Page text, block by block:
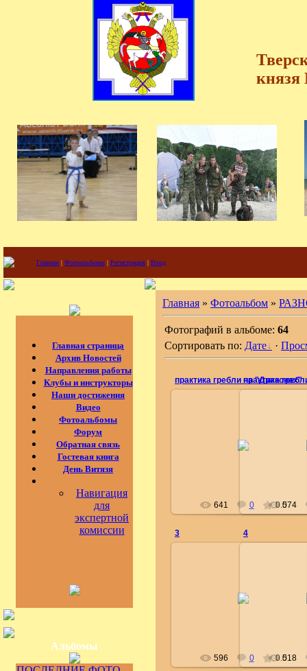
князя
Главная | Фотоальбомы | Регистрация | Вход
Главная страница
Архив Новостей
Направления работы
Клубы и инструкторы
Наши достижения
Видео
Фотоальбомы
Форум
Обратная связь
Гостевая книга
День Витязя
Навигация
для
экспертной
комиссии
Альбомы
Главная » Фотоальбом »
Фотографий в альбоме: 64
Сортировать по: Дате ·
практика гребли на "Драконах"
641 0 0.0
практика
574
3
596 0 0.0
4
518